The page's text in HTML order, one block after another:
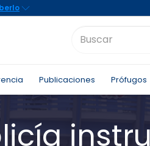
Publicaciones Prófugos